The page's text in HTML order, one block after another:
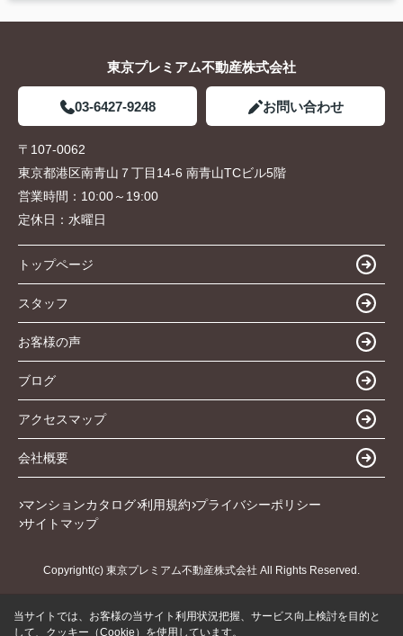
東京プレミアム不動産株式会社
03-6427-9248 お問い合わせ
〒107-0062
東京都港区南青山７丁目14-6 南青山TCビル5階
営業時間： 10:00～19:00
定休日： 水曜日
トップページ
スタッフ
お客様の声
ブログ
アクセスマップ
会社概要
マンションカタログ 利用規約 プライバシーポリシー
サイトマップ
Copyright(c) 東京プレミアム不動産株式会社 All Rights Reserved.
当サイトでは、お客様の当サイト利用状況把握、サービス向上検討を目的と
して、クッキー（Cookie）を使用しています。